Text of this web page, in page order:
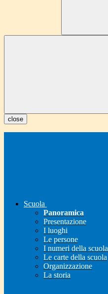
close
Scuola
Panoramica
Presentazione
I luoghi
Le persone
I numeri della scuola
Le carte della scuola
Organizzazione
La storia